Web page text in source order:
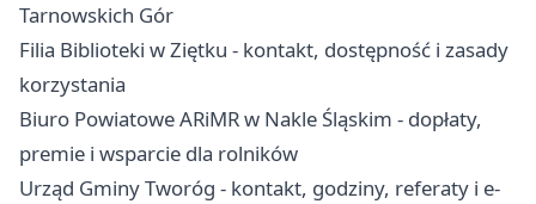
Tarnowskich Gór
Filia Biblioteki w Ziętku - kontakt, dostępność i zasady
korzystania
Biuro Powiatowe ARiMR w Nakle Śląskim - dopłaty,
premie i wsparcie dla rolników
Urząd Gminy Tworóg - kontakt, godziny, referaty i e-